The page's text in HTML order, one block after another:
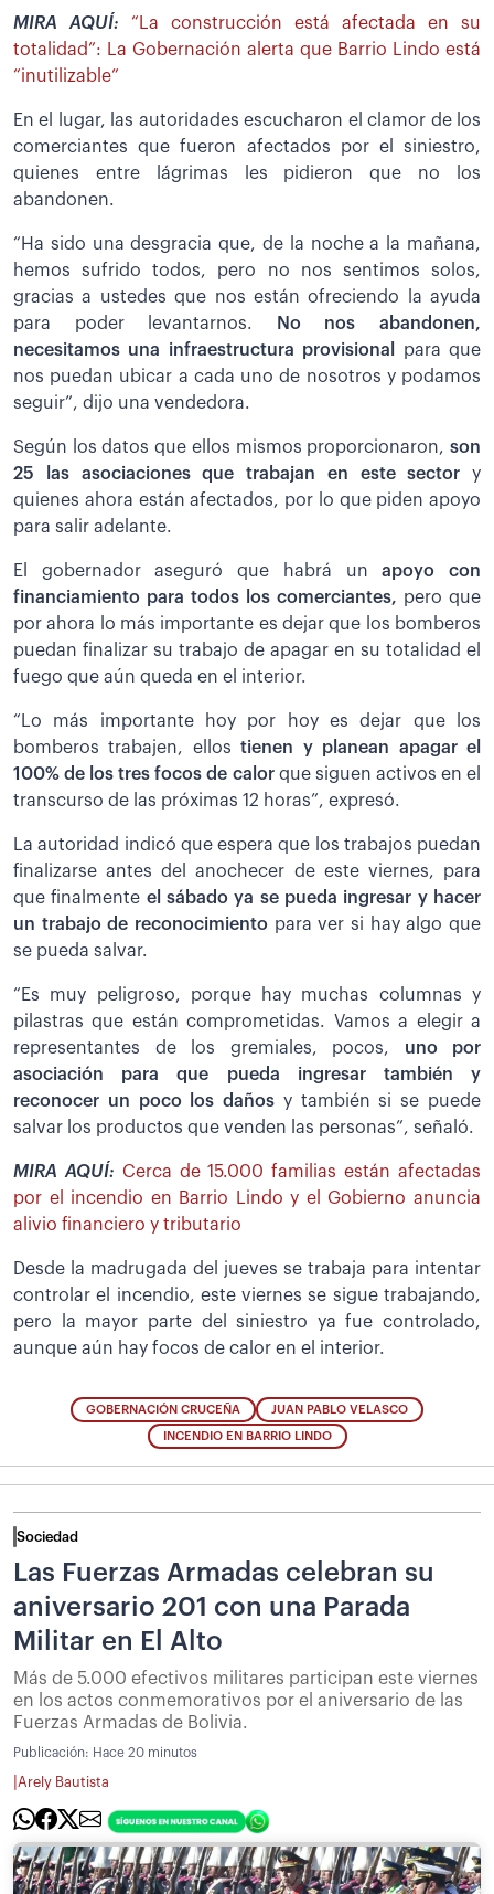
MIRA AQUÍ: “La construcción está afectada en su
totalidad”: La Gobernación alerta que Barrio Lindo está
“inutilizable”
En el lugar, las autoridades escucharon el clamor de los
comerciantes que fueron afectados por el siniestro,
quienes entre lágrimas les pidieron que no los
abandonen.
“Ha sido una desgracia que, de la noche a la mañana,
hemos sufrido todos, pero no nos sentimos solos,
gracias a ustedes que nos están ofreciendo la ayuda
para poder levantarnos.
No nos abandonen,
necesitamos una infraestructura provisional
para que
nos puedan ubicar a cada uno de nosotros y podamos
seguir”, dijo una vendedora.
Según los datos que ellos mismos proporcionaron, son
25 las asociaciones que trabajan en este sector y
quienes ahora están afectados, por lo que piden apoyo
para salir adelante.
El gobernador aseguró que habrá unapoyo con
financiamiento para todos los comerciantes, pero que
por ahora lo más importante es dejar que los bomberos
puedan finalizar su trabajo de apagar en su totalidad el
fuego que aún queda en el interior.
“Lo más importante hoy por hoy es dejar que los
bomberos trabajen, ellostienen y planean apagar el
100% de los tres focos de calorque siguen activos en el
transcurso de las próximas 12 horas”, expresó.
La autoridad indicó que espera que los trabajos puedan
finalizarse antes del anochecer de este viernes, para
que finalmente el sábado ya se pueda ingresar y hacer
un trabajo de reconocimiento para ver si hay algo que
se pueda salvar.
“Es muy peligroso, porque hay muchas columnas y
pilastras que están comprometidas. Vamos a elegir a
representantes de los gremiales, pocos, uno por
asociación para que pueda ingresar también y
reconocer un poco los daños y también si se puede
salvar los productos que venden las personas”, señaló.
MIRA AQUÍ: Cerca de 15.000 familias están afectadas
por el incendio en Barrio Lindo y el Gobierno anuncia
alivio financiero y tributario
Desde la madrugada del jueves se trabaja para intentar
controlar el incendio, este viernes se sigue trabajando,
pero la mayor parte del siniestro ya fue controlado,
aunque aún hay focos de calor en el interior.
GOBERNACIÓN CRUCEÑA JUAN PABLO VELASCO
INCENDIO EN BARRIO LINDO
Sociedad
Las Fuerzas Armadas celebran su
aniversario 201 con una Parada
Militar en El Alto
Más de 5.000 efectivos militares participan este viernes
en los actos conmemorativos por el aniversario de las
Fuerzas Armadas de Bolivia.
Publicación: Hace 20 minutos
Arely Bautista